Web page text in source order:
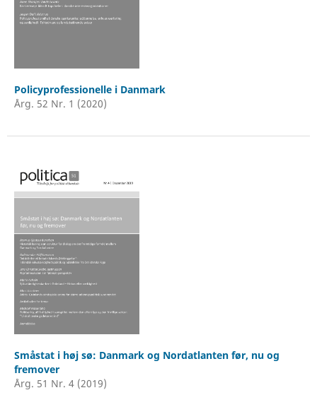
Policyprofessionelle i Danmark
Årg. 52 Nr. 1 (2020)
Småstat i høj sø: Danmark og Nordatlanten før, nu og
fremover
Årg. 51 Nr. 4 (2019)